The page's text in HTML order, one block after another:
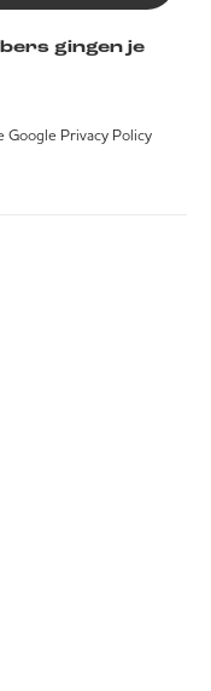
gingen je
Google Privacy Policy